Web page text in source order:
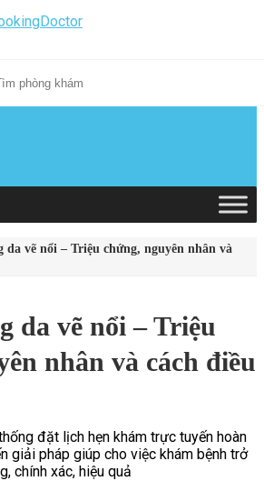
da vẽ nổi – Triệu chứng, nguyên nhân và
da vẽ nổi – Triệu
nhân và cách điều
đặt lịch hẹn khám trực tuyến hoàn
giải pháp giúp cho việc khám bệnh trở
chính xác, hiệu quả